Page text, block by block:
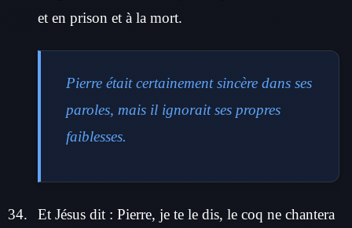
et en prison et à la mort.
Pierre était certainement sincère dans ses
paroles, mais il ignorait ses propres
faiblesses.
Et Jésus dit : Pierre, je te le dis, le coq ne chantera